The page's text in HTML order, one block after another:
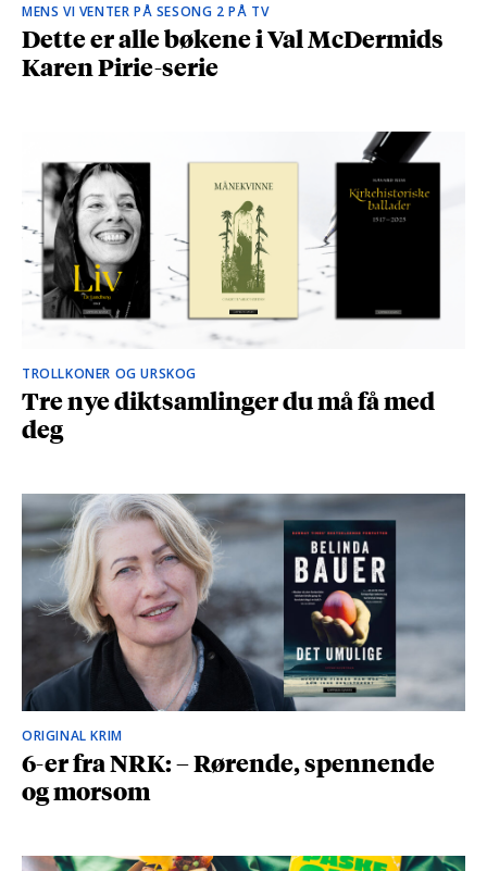
MENS VI VENTER PÅ SESONG 2 PÅ TV
Dette er alle bøkene i Val McDermids
Karen Pirie-serie
TROLLKONER OG URSKOG
Tre nye diktsamlinger du må få med
deg
ORIGINAL KRIM
6-er fra NRK: – Rørende, spennende
og morsom